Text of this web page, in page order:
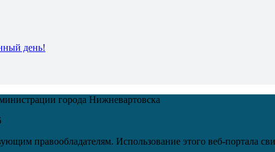
день!
города Нижневартовска
правообладателям. Использование этого веб-портала